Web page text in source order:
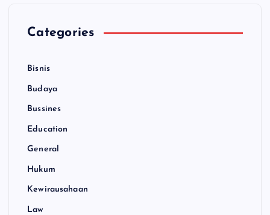
Categories
Bisnis
Budaya
Bussines
Education
General
Hukum
Kewirausahaan
Law